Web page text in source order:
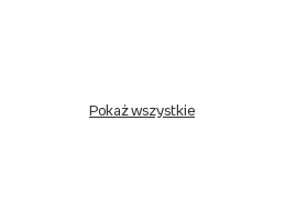
Pokaż wszystkie